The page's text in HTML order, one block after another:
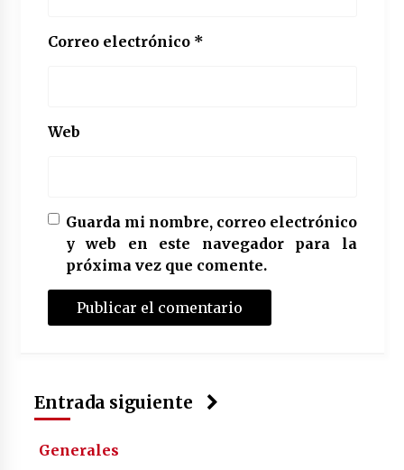
Correo electrónico *
Web
Guarda mi nombre, correo electrónico
y web en este navegador para la
próxima vez que comente.
Entrada siguiente
Generales